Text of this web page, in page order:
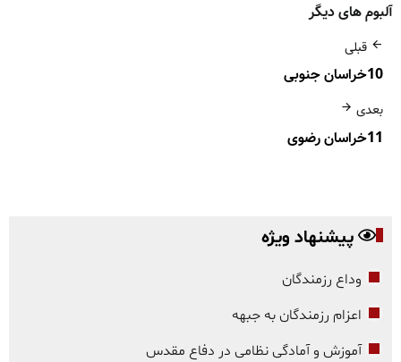
آلبوم های دیگر
قبلی
10خراسان جنوبی
بعدی
11خراسان رضوی
پیشنهاد ویژه
وداع رزمندگان
اعزام رزمندگان به جبهه
آموزش و آمادگی نظامی در دفاع مقدس